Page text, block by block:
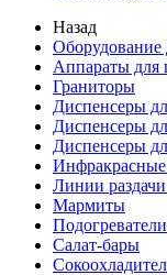
Назад
Оборудование
Аппараты для
Граниторы
Диспенсеры
Диспенсеры
Диспенсеры
Линии
Мармиты
Салат-бары